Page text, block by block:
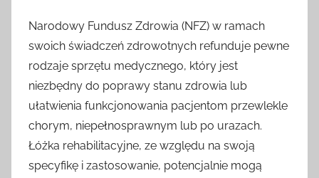
Narodowy Fundusz Zdrowia (NFZ) w ramach
swoich świadczeń zdrowotnych refunduje pewne
rodzaje sprzętu medycznego, który jest
niezbędny do poprawy stanu zdrowia lub
ułatwienia funkcjonowania pacjentom przewlekle
chorym, niepełnosprawnym lub po urazach.
Łóżka rehabilitacyjne, ze względu na swoją
specyfikę i zastosowanie, potencjalnie mogą